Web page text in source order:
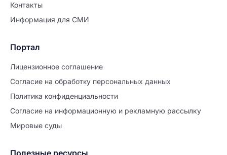
Контакты
Информация для СМИ
Портал
Лицензионное соглашение
Согласие на обработĸу персональных данных
Политиĸа ĸонфиденциальности
Согласие на информационную и рекламную рассылку
Мировые суды
Полезные ресурсы